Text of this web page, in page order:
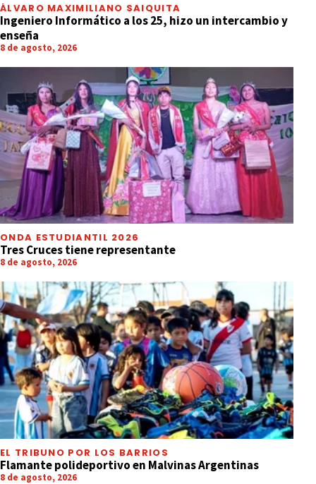
ÁLVARO MAXIMILIANO SAIQUITA
Ingeniero Informático a los 25, hizo un intercambio y
enseña
8 de agosto, 2026
ONDA ESTUDIANTIL 2026
Tres Cruces tiene representante
8 de agosto, 2026
EL TRIBUNO POR LOS BARRIOS
Flamante polideportivo en Malvinas Argentinas
8 de agosto, 2026